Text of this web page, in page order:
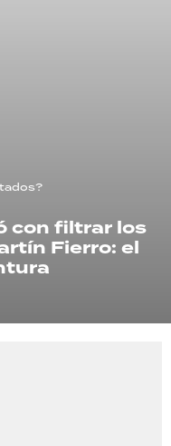
con filtrar los
Fierro: el